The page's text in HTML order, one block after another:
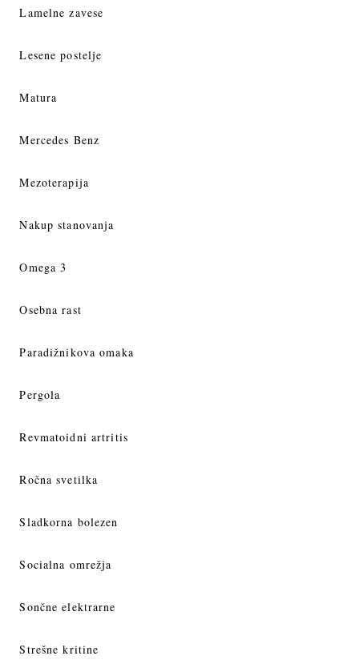
Lamelne zavese
Lesene postelje
Matura
Mercedes Benz
Mezoterapija
Nakup stanovanja
Omega 3
Osebna rast
Paradižnikova omaka
Pergola
Revmatoidni artritis
Ročna svetilka
Sladkorna bolezen
Socialna omrežja
Sončne elektrarne
Strešne kritine